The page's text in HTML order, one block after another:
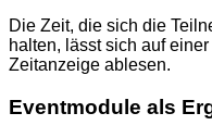
Die Zeit, die sich die
halten, lässt sich auf
Zeitanzeige ablesen.
Eventmodule als